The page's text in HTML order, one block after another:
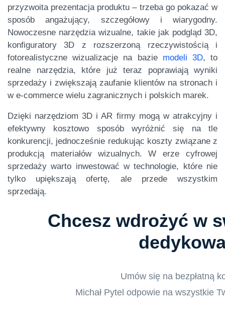
przyzwoita prezentacja produktu – trzeba go pokazać w
sposób angażujący, szczegółowy i wiarygodny.
Nowoczesne narzędzia wizualne, takie jak podgląd 3D,
konfiguratory 3D z rozszerzoną rzeczywistością i
fotorealistyczne wizualizacje na bazie modeli 3D, to
realne narzędzia, które już teraz poprawiają wyniki
sprzedaży i zwiększają zaufanie klientów na stronach i
w e-commerce wielu zagranicznych i polskich marek.
Dzięki narzędziom 3D i AR firmy mogą w atrakcyjny i
efektywny kosztowo sposób wyróżnić się na tle
konkurencji, jednocześnie redukując koszty związane z
produkcją materiałów wizualnych. W erze cyfrowej
sprzedaży warto inwestować w technologie, które nie
tylko upiększają ofertę, ale przede wszystkim
sprzedają.
Chcesz wdrożyć w
Umów się na bezpłatną
Michał Pytel odpowie na wszystkie